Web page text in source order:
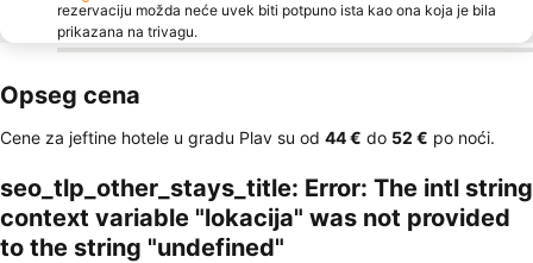
rezervaciju možda neće uvek biti potpuno ista kao ona koja je bila
prikazana na trivagu.
Opseg cena
Cene za jeftine hotele u gradu Plav su od ‎44 € do ‎52 € po noći.
seo_tlp_other_stays_title: Error: The intl string
context variable "lokacija" was not provided
to the string "undefined"